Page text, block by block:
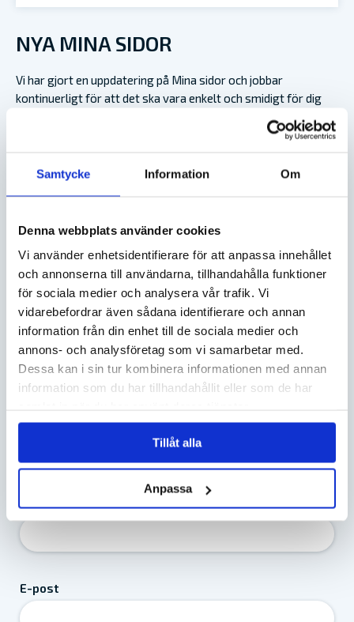
Samtycke Information Om
Denna webbplats använder cookies
Vi använder enhetsidentifierare för att anpassa innehållet
och annonserna till användarna, tillhandahålla funktioner
för sociala medier och analysera vår trafik. Vi
vidarebefordrar även sådana identifierare och annan
information från din enhet till de sociala medier och
annons- och analysföretag som vi samarbetar med.
Dessa kan i sin tur kombinera informationen med annan
information som du har tillhandahållit eller som de har
Tillåt alla
Anpassa
NYA MINA SIDOR
Vi har gjort en uppdatering på Mina sidor och jobbar
kontinuerligt för att det ska vara enkelt och smidigt för dig
du svårt att hitta det du letar efter så är du varmt välkommen
att ringa vår kundservice på 08-630 02 45 så får du hjälp
KONTAKTA OSS
Ring direkt till vår kundtjänst 08-630 02 45 eller fyll i
formuläret så kontaktar vi dig. Öppettider kundtjänst:
mån-fre 8.30-16.30.
Namn *
Telefonnummer *
E-post